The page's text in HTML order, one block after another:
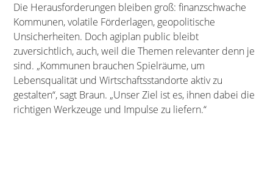
Die Herausforderungen bleiben groß: finanzschwache
Kommunen, volatile Förderlagen, geopolitische
Unsicherheiten. Doch agiplan public bleibt
zuversichtlich, auch, weil die Themen relevanter denn je
sind. „Kommunen brauchen Spielräume, um
Lebensqualität und Wirtschaftsstandorte aktiv zu
gestalten“, sagt Braun. „Unser Ziel ist es, ihnen dabei die
richtigen Werkzeuge und Impulse zu liefern.“